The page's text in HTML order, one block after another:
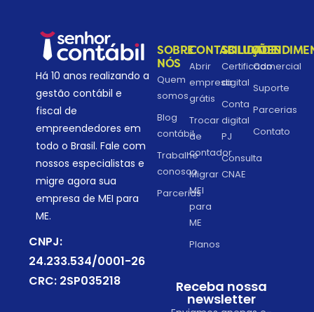
Há 10 anos realizando a
gestão contábil e
fiscal de
empreendedores em
todo o Brasil. Fale com
nossos especialistas e
migre agora sua
empresa de MEI para
ME.
CNPJ:
24.233.534/0001-26
CRC: 2SP035218
SOBRE
NÓS
Quem
somos
Blog
contábil
Trabalhe
conosco
Parcerias
CONTABILIDADE
Abrir
empresa
grátis
Trocar
de
contador
Migrar
MEI
para
ME
Planos
SOLUÇÕES
Certificado
digital
Conta
digital
PJ
Consulta
CNAE
Comercial
Suporte
Parcerias
Contato
Receba nossa
newsletter